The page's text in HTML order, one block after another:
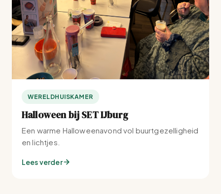
WERELDHUISKAMER
Halloween bij SET IJburg
Een warme Halloweenavond vol buurtgezelligheid
en lichtjes.
Lees verder